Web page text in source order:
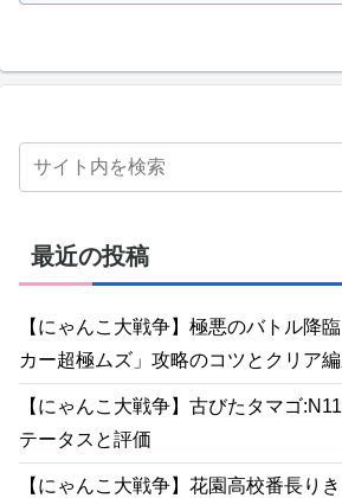
最近の投稿
【にゃんこ大戦争】極悪のバトル降
カー超極ムズ」攻略のコツとクリア
【にゃんこ大戦争】古びたタマゴ
テータスと評価
【にゃんこ大戦争】花園高校番長り